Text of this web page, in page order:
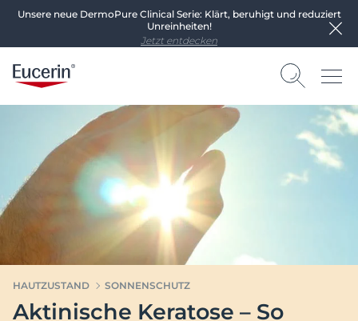
Unsere neue DermoPure Clinical Serie: Klärt, beruhigt und reduziert
Unreinheiten!
Jetzt entdecken
HAUTZUSTAND SONNENSCHUTZ
Aktinische Keratose – So